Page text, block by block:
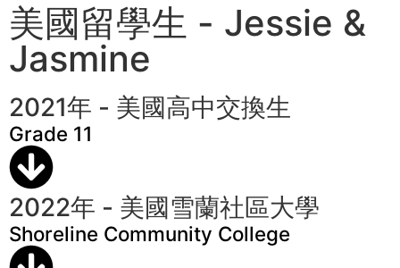
美國留學生 - Jessie &
Jasmine
2021年 - 美國高中交換生
Grade 11
2022年 - 美國雪蘭社區大學
Shoreline Community College